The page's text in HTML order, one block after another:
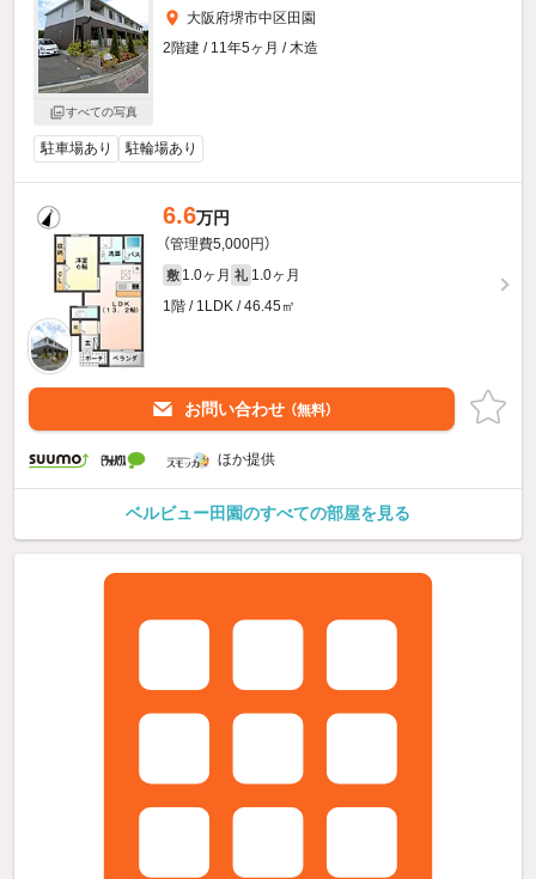
すべての写真
大阪府堺市中区田園
2階建 / 11年5ヶ月 / 木造
駐車場あり 駐輪場あり
6.6万円
（管理費5,000円）
敷 1.0ヶ月 礼 1.0ヶ月
1階 / 1LDK / 46.45㎡
お問い合わせ （無料）
ほか提供
ベルビュー田園のすべての部屋を見る